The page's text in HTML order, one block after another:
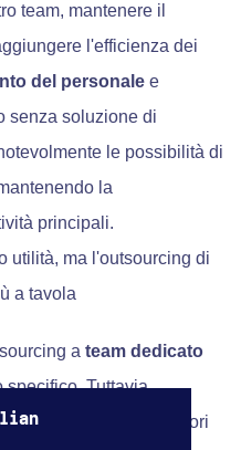
team, mantenere il
l'efficienza dei
del personale e
senza soluzione di
le possibilità di
la
principali.
utilità, ma l'outsourcing di
a tavola
a team dedicato
Tuttavia,
spesso offrire maggiori